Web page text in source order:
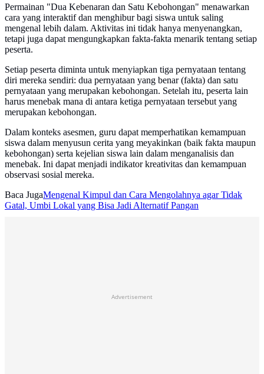
Permainan "Dua Kebenaran dan Satu Kebohongan" menawarkan
cara yang interaktif dan menghibur bagi siswa untuk saling
mengenal lebih dalam. Aktivitas ini tidak hanya menyenangkan,
tetapi juga dapat mengungkapkan fakta-fakta menarik tentang setiap
peserta.
Setiap peserta diminta untuk menyiapkan tiga pernyataan tentang
diri mereka sendiri: dua pernyataan yang benar (fakta) dan satu
pernyataan yang merupakan kebohongan. Setelah itu, peserta lain
harus menebak mana di antara ketiga pernyataan tersebut yang
merupakan kebohongan.
Dalam konteks asesmen, guru dapat memperhatikan kemampuan
siswa dalam menyusun cerita yang meyakinkan (baik fakta maupun
kebohongan) serta kejelian siswa lain dalam menganalisis dan
menebak. Ini dapat menjadi indikator kreativitas dan kemampuan
observasi sosial mereka.
Baca JugaMengenal Kimpul dan Cara Mengolahnya agar Tidak
Gatal, Umbi Lokal yang Bisa Jadi Alternatif Pangan
Advertisement